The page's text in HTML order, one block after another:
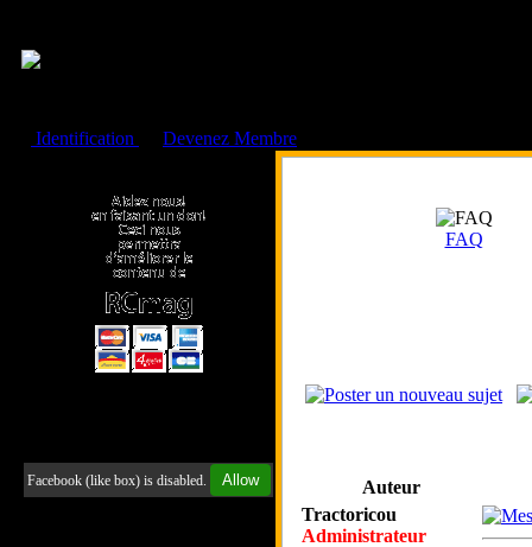
Identification
Devenez Membre
Facebook (like box) is disabled. Allow
FAQ
Auteur
Tractoricou
Administrateur